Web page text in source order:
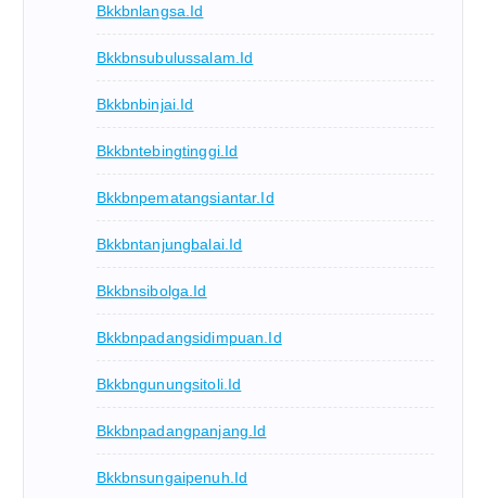
Bkkbnlangsa.id
Bkkbnsubulussalam.id
Bkkbnbinjai.id
Bkkbntebingtinggi.id
Bkkbnpematangsiantar.id
Bkkbntanjungbalai.id
Bkkbnsibolga.id
Bkkbnpadangsidimpuan.id
Bkkbngunungsitoli.id
Bkkbnpadangpanjang.id
Bkkbnsungaipenuh.id